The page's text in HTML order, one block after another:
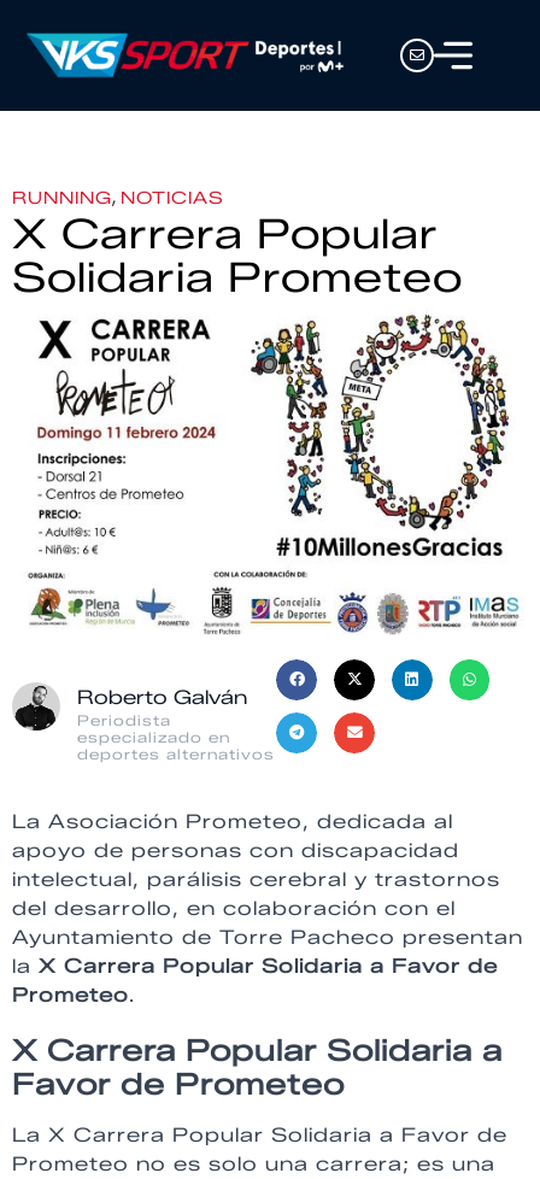
RUNNING, NOTICIAS
X Carrera Popular
Solidaria Prometeo
Roberto Galván
Periodista
especializado en
deportes alternativos
La Asociación Prometeo, dedicada al
apoyo de personas con discapacidad
intelectual, parálisis cerebral y trastornos
del desarrollo, en colaboración con el
Ayuntamiento de Torre Pacheco presentan
la X Carrera Popular Solidaria a Favor de
Prometeo.
X Carrera Popular Solidaria a
Favor de Prometeo
La X Carrera Popular Solidaria a Favor de
Prometeo no es solo una carrera; es una